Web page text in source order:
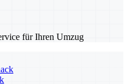
für Ihren Umzug